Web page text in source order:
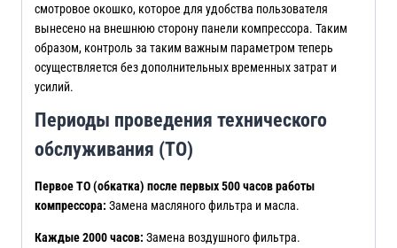
смотровое окошко, которое для удобства пользователя
вынесено на внешнюю сторону панели компрессора. Таким
образом, контроль за таким важным параметром теперь
осуществляется без дополнительных временных затрат и
усилий.
Периоды проведения технического
обслуживания (ТО)
Первое ТО (обкатка) после первых 500 часов работы
компрессора: Замена масляного фильтра и масла.
Каждые 2000 часов: Замена воздушного фильтра.